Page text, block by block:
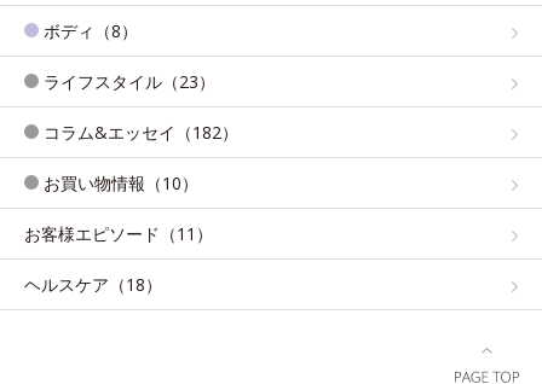
ボディ（8）
ライフスタイル（23）
コラム&エッセイ（182）
お買い物情報（10）
お客様エピソード（11）
ヘルスケア（18）